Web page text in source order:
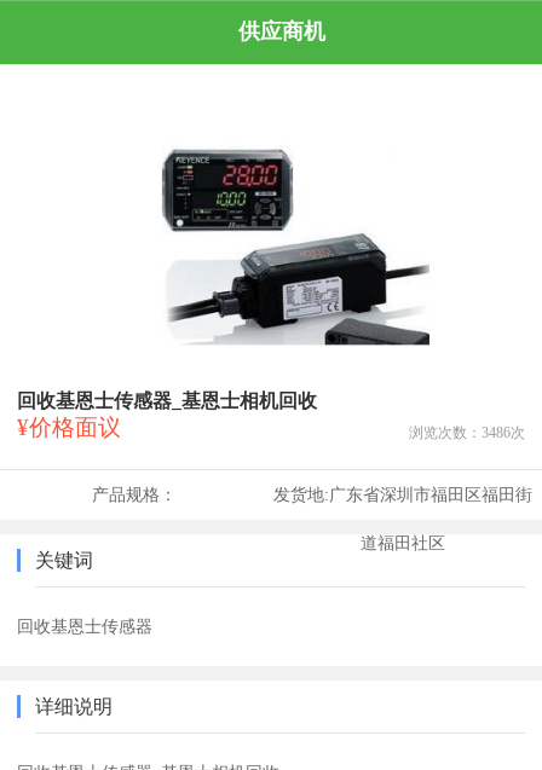
供应商机
回收基恩士传感器_基恩士相机回收
¥价格面议 浏览次数： 3486次
产品规格： 发货地:广东省深圳市福田区福田街
道福田社区
关键词
回收基恩士传感器
详细说明